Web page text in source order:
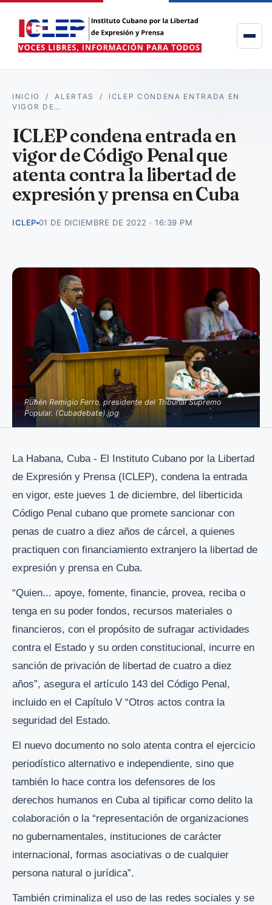
INICIO /ALERTAS / ICLEP CONDENA ENTRADA EN
VIGOR DE…
ICLEP condena entrada en
vigor de Código Penal que
atenta contra la libertad de
expresión y prensa en Cuba
ICLEP 01 DE DICIEMBRE DE 2022 · 16:39 PM
Rubén Remigio Ferro, presidente del Tribunal Supremo
Popular. (Cubadebate).jpg
La Habana, Cuba - El Instituto Cubano por la Libertad
de Expresión y Prensa (ICLEP), condena la entrada
en vigor, este jueves 1 de diciembre, del liberticida
Código Penal cubano que promete sancionar con
penas de cuatro a diez años de cárcel, a quienes
practiquen con financiamiento extranjero la libertad de
expresión y prensa en Cuba.
“Quien... apoye, fomente, financie, provea, reciba o
tenga en su poder fondos, recursos materiales o
financieros, con el propósito de sufragar actividades
contra el Estado y su orden constitucional, incurre en
sanción de privación de libertad de cuatro a diez
años”, asegura el artículo 143 del Código Penal,
incluido en el Capítulo V “Otros actos contra la
seguridad del Estado.
El nuevo documento no solo atenta contra el ejercicio
periodístico alternativo e independiente, sino que
también lo hace contra los defensores de los
derechos humanos en Cuba al tipificar como delito la
colaboración o la “representación de organizaciones
no gubernamentales, instituciones de carácter
internacional, formas asociativas o de cualquier
persona natural o jurídica”.
También criminaliza el uso de las redes sociales y se